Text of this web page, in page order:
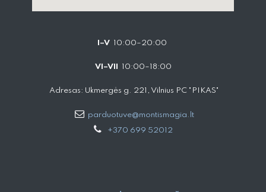
I–V 10:00–20:00
VI–VII 10:00–18:00
Adresas: Ukmergės g. 221, Vilnius PC "PIKAS"
parduotuve@montismagia.lt
+370 699 52012